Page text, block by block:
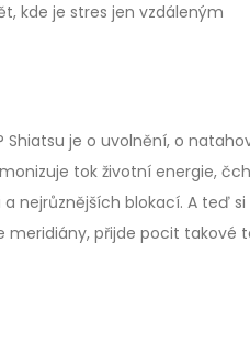
kde je stres jen vzdáleným
je o uvolnění, o
tok životní energie,
nejrůznějších blokací. A teď si
meridiány, přijde pocit takové